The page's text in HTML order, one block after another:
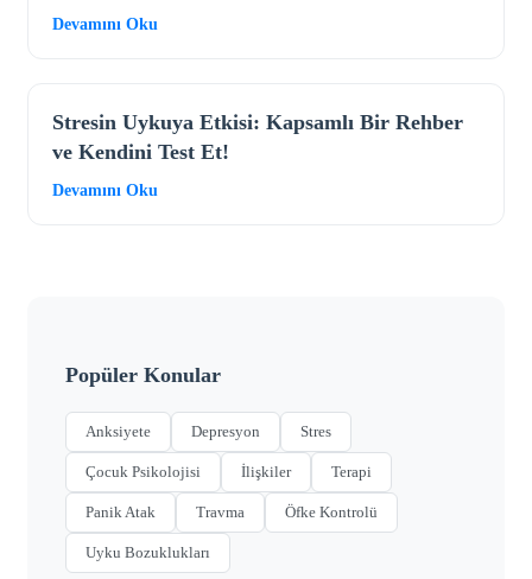
Devamını Oku
Stresin Uykuya Etkisi: Kapsamlı Bir Rehber
ve Kendini Test Et!
Devamını Oku
Popüler Konular
Anksiyete Depresyon Stres
Çocuk Psikolojisi İlişkiler Terapi
Panik Atak Travma Öfke Kontrolü
Uyku Bozuklukları